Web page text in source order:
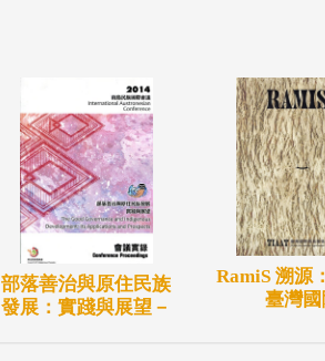
部落善治與原住民族
發展：實踐與展望－
RamiS 溯源
臺灣國